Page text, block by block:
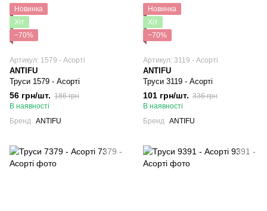
Новинка
Хіт
−70%
Артикул: 1579 - Асорті
ANTIFU
Труси 1579 - Асорті
56 грн/шт. 186 грн
В наявності
Бренд ANTIFU
Новинка
Хіт
−70%
Артикул: 3119 - Асорті
ANTIFU
Труси 3119 - Асорті
101 грн/шт. 336 грн
В наявності
Бренд ANTIFU